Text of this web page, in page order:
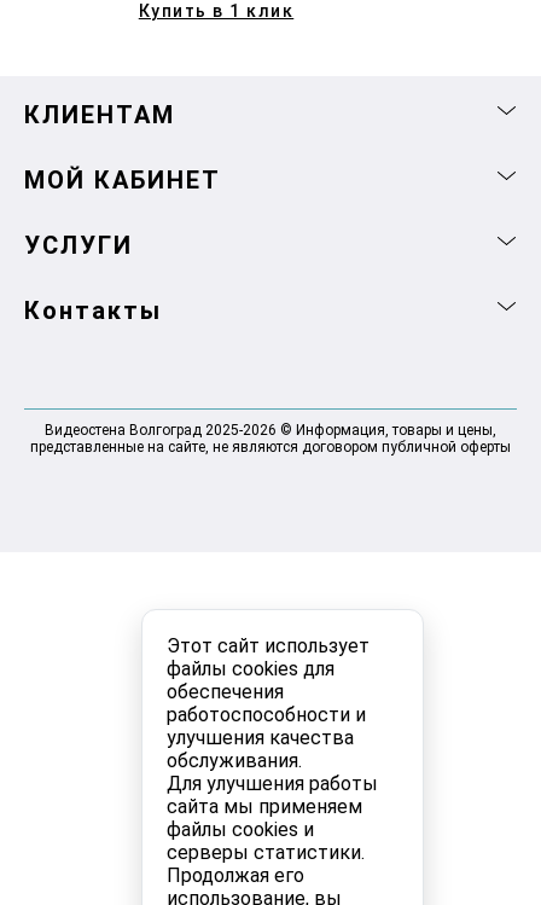
Этот сайт использует
файлы cookies для
обеспечения
работоспособности и
улучшения качества
обслуживания.
Для улучшения работы
сайта мы применяем
файлы cookies и
серверы статистики.
Продолжая его
использование, вы
Купить в 1 клик
КЛИЕНТАМ
МОЙ КАБИНЕТ
УСЛУГИ
Контакты
Видеостена Волгоград 2025-2026 © Информация, товары и цены,
представленные на сайте, не являются договором публичной оферты